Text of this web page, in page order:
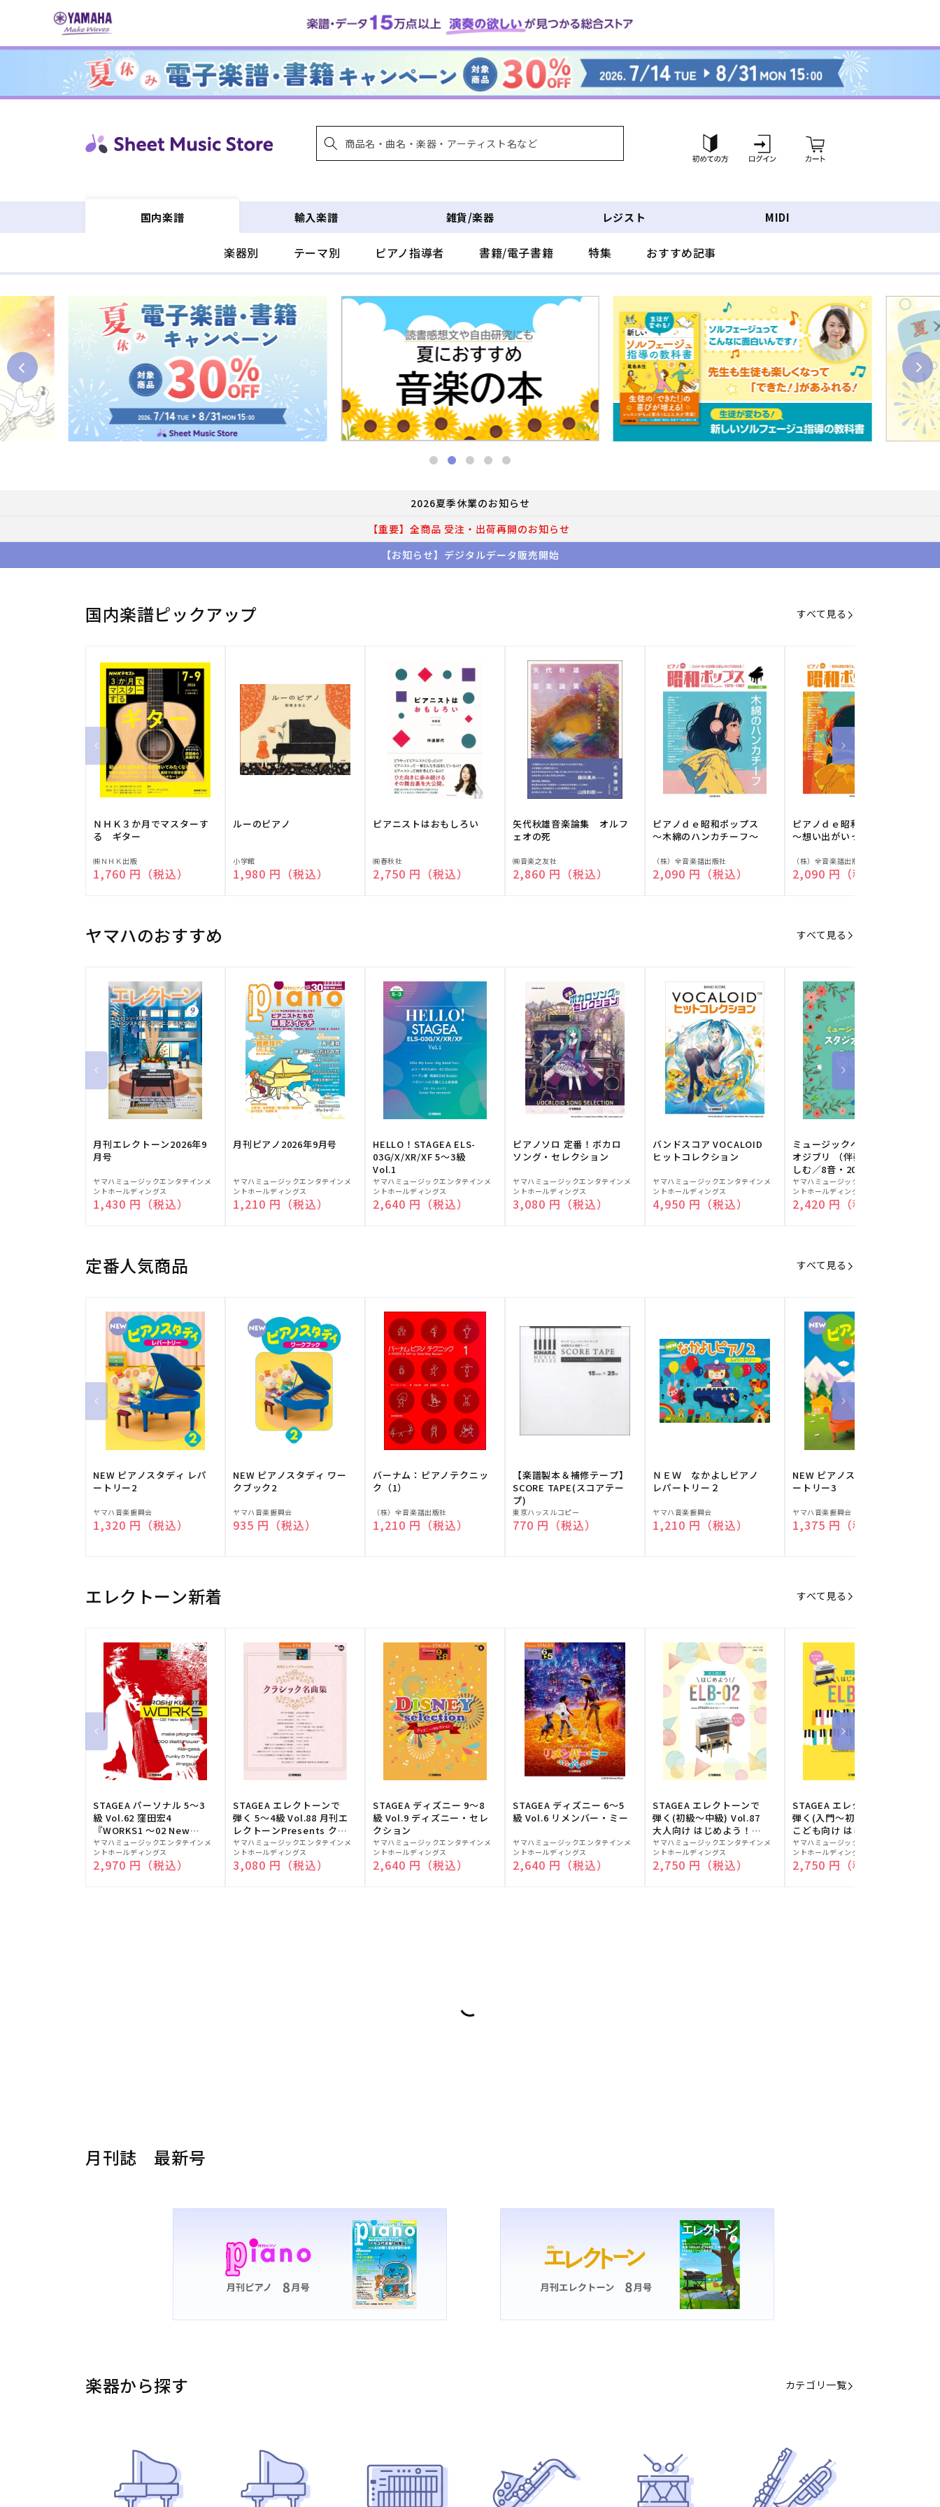
ンツに
グ
イ
ー
ト
国内楽譜
楽器別 テーマ別 ピアノ指導者 書籍/電子書籍 特集 おすすめ記事
輸入楽譜 雑貨/楽器 レジスト MIDI
2026夏季休業のお知らせ
【重要】全商品 受注・出荷再開のお知らせ
【お知らせ】デジタルデータ販売開始
国内楽譜ピックアップ すべて見る
ＮＨＫ３か月でマスターす
る ギター
販
売
㈱ＮＨＫ出版
通常価格
1,760 円（税込）
ルーのピアノ
販
売
小学館
通常価格
1,980 円（税込）
ピアニストはおもしろい
販
売
㈱春秋社
通常価格
2,750 円（税込）
矢代秋雄音楽論集 オルフ
ェオの死
販
売
㈱音楽之友社
通常価格
2,860 円（税込）
ピアノｄｅ昭和ポップス
～木綿のハンカチーフ～
販
売
（株）全音楽譜出版社
通常価格
2,090 円（税込）
ピアノｄｅ昭和ポップス
～想い出がいっぱい～
販
売
（株）全音楽譜出版社
通常価格
2,090 円（税込）
ヤマハのおすすめ すべて見る
月刊エレクトーン2026年9
月号
販
売
元:
ヤマハミュージックエンタテインメ
ントホールディングス
通常価格
1,430 円（税込）
月刊ピアノ2026年9月号
販
売
元:
ヤマハミュージックエンタテインメ
ントホールディングス
通常価格
1,210 円（税込）
HELLO！STAGEA ELS-
03G/X/XR/XF 5～3級
Vol.1
販
売
元:
ヤマハミュージックエンタテインメ
ントホールディングス
通常価格
2,640 円（税込）
ピアノソロ 定番！ボカロ
ソング・セレクション
販
売
元:
ヤマハミュージックエンタテインメ
ントホールディングス
通常価格
3,080 円（税込）
バンドスコア VOCALOID
ヒットコレクション
販
売
元:
ヤマハミュージックエンタテインメ
ントホールディングス
通常価格
4,950 円（税込）
ミュージックベルでスタジ
オジブリ （伴奏音源と楽
しむ／8音・20音ベル対応
／ドレミふりがな付）
販
売
元:
ヤマハミュージックエンタテインメ
ントホールディングス
通常価格
2,420 円（税込）
定番人気商品 すべて見る
NEW ピアノスタディ レパ
ートリー2
販
売
ヤマハ音楽振興会
通常価格
1,320 円（税込）
NEW ピアノスタディ ワー
クブック2
販
売
ヤマハ音楽振興会
通常価格
935 円（税込）
バーナム：ピアノテクニッ
ク（1）
販
売
（株）全音楽譜出版社
通常価格
1,210 円（税込）
【楽譜製本＆補修テープ】
SCORE TAPE(スコアテー
プ)
販
売
東京ハッスルコピー
通常価格
770 円（税込）
ＮＥＷ なかよしピアノ
レパートリー２
販
売
ヤマハ音楽振興会
通常価格
1,210 円（税込）
NEW ピアノスタディ レパ
ートリー3
販
売
ヤマハ音楽振興会
通常価格
1,375 円（税込）
エレクトーン新着 すべて見る
STAGEA パーソナル 5～3
級 Vol.62 窪田宏4
『WORKS1 ～02 New
edition～』
販
売
元:
ヤマハミュージックエンタテインメ
ントホールディングス
通常価格
2,970 円（税込）
STAGEA エレクトーンで
弾く 5～4級 Vol.88 月刊エ
レクトーンPresents クラ
シック名曲集
販
売
元:
ヤマハミュージックエンタテインメ
ントホールディングス
通常価格
3,080 円（税込）
STAGEA ディズニー 9～8
級 Vol.9 ディズニー・セレ
クション
販
売
元:
ヤマハミュージックエンタテインメ
ントホールディングス
通常価格
2,640 円（税込）
STAGEA ディズニー 6～5
級 Vol.6 リメンバー・ミー
販
売
元:
ヤマハミュージックエンタテインメ
ントホールディングス
通常価格
2,640 円（税込）
STAGEA エレクトーンで
弾く(初級～中級) Vol.87
大人向け はじめよう！
ELB-02(楽器のトリセツ
付)
販
売
元:
ヤマハミュージックエンタテインメ
ントホールディングス
通常価格
2,750 円（税込）
STAGEA エレクトーンで
弾く(入門～初級) Vol.86
こども向け はじめよう！
ELB-02(楽器のトリセツ
付)
販
売
元:
ヤマハミュージックエンタテインメ
ントホールディングス
通常価格
2,750 円（税込）
月刊誌 最新号
楽器から探す カテゴリ一覧